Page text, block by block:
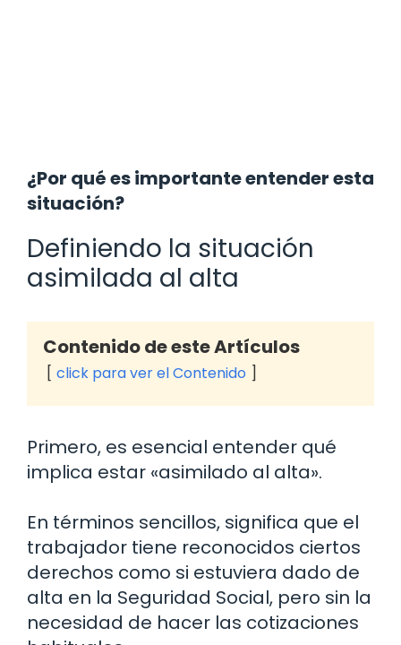
¿Por qué es importante entender esta
situación?
Definiendo la situación
asimilada al alta
Contenido de este Artículos
click para ver el Contenido
Primero, es esencial entender qué
implica estar «asimilado al alta».
En términos sencillos, significa que el
trabajador tiene reconocidos ciertos
derechos como si estuviera dado de
alta en la Seguridad Social, pero sin la
necesidad de hacer las cotizaciones